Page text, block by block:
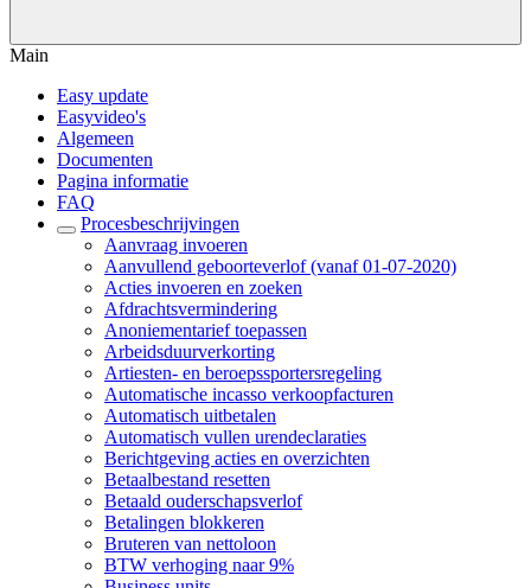
Main
Easy update
Easyvideo's
Algemeen
Documenten
Pagina informatie
FAQ
Procesbeschrijvingen
Aanvraag invoeren
Aanvullend geboorteverlof (vanaf 01-07-2020)
Acties invoeren en zoeken
Afdrachtsvermindering
Anoniementarief toepassen
Arbeidsduurverkorting
Artiesten- en beroepssportersregeling
Automatische incasso verkoopfacturen
Automatisch uitbetalen
Automatisch vullen urendeclaraties
Berichtgeving acties en overzichten
Betaalbestand resetten
Betaald ouderschapsverlof
Betalingen blokkeren
Bruteren van nettoloon
BTW verhoging naar 9%